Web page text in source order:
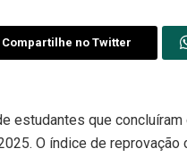
Compartilhe no Twitter
estudantes que
O índice de reprovação